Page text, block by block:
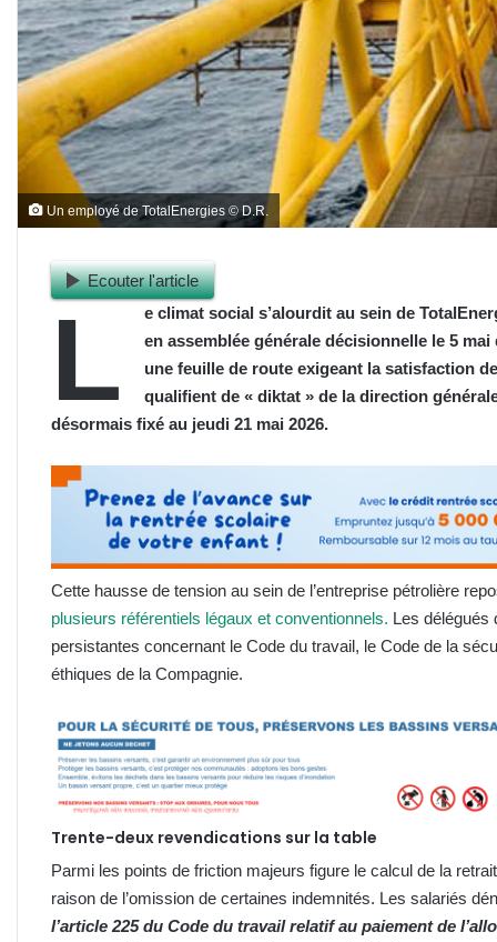
Un employé de TotalEnergies © D.R.
Ecouter l'article
L
e climat social s’alourdit au sein de
en assemblée générale décisionnelle le 5
une feuille de route exigeant la satisfaction
qualifient de « diktat » de la direction
désormais fixé au jeudi 21 mai 2026.
Cette hausse de tension au sein de l’entreprise pétrolière
plusieurs référentiels légaux et conventionnels. Les délégués
persistantes concernant le Code du travail, le Code de la
éthiques de la Compagnie.
Trente-deux revendications sur la table
Parmi les points de friction majeurs figure le calcul de la
raison de l’omission de certaines indemnités. Les salariés
l’article 225 du Code du travail relatif au paiement de